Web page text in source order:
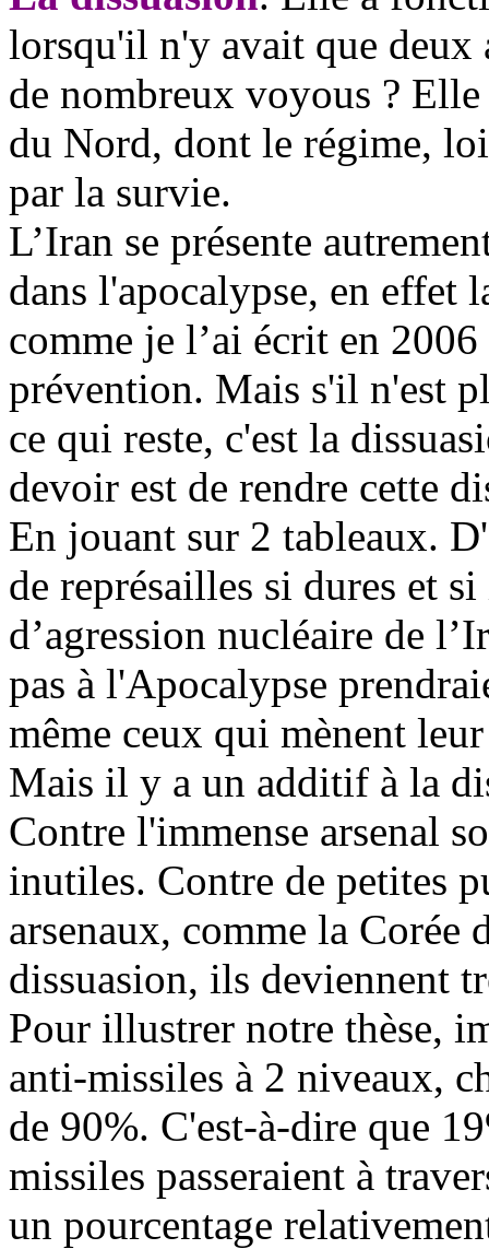
lorsqu'il n'y avait que deux
de nombreux voyous ? Elle
du Nord, dont le régime,
par la survie.
L’Iran se présente
dans l'apocalypse, en effet
comme je l’ai écrit en
prévention. Mais s'il n'est
ce qui reste, c'est la
devoir est de rendre cette
En jouant sur 2 tableaux.
de représailles si dures et
d’agression nucléaire de
pas à l'Apocalypse
même ceux qui mènent
Mais il y a un additif à la
Contre l'immense arsenal
inutiles. Contre de petites
arsenaux, comme la Corée
dissuasion, ils deviennent
Pour illustrer notre thèse,
anti-missiles à 2 niveaux,
de 90%. C'est-à-dire que
missiles passeraient à
un pourcentage